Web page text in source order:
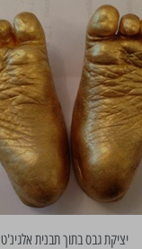
יציקת גבס בתוך תבנית אלגינ'ט